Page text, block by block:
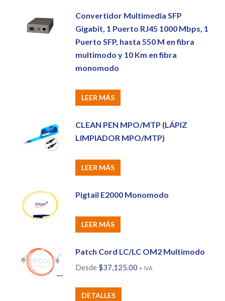
Convertidor Multimedia SFP
Gigabit, 1 Puerto RJ45 1000 Mbps, 1
Puerto SFP, hasta 550 M en fibra
multimodo y 10 Km en fibra
monomodo
LEER MÁS
CLEAN PEN MPO/MTP (LÁPIZ
LIMPIADOR MPO/MTP)
LEER MÁS
Pigtail E2000 Monomodo
LEER MÁS
Patch Cord LC/LC OM2 Multimodo
Desde $37,125.00 + IVA
DETALLES